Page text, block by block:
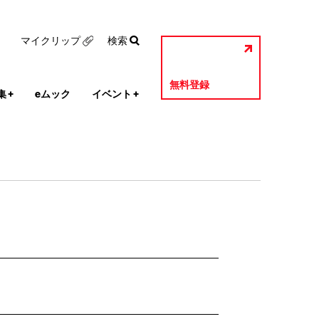
+ eムック イベント +
無料登録
マイクリップ 検索